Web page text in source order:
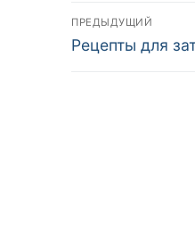
по
ПРЕДЫДУЩИЙ
Предыдущая
Рецепты для